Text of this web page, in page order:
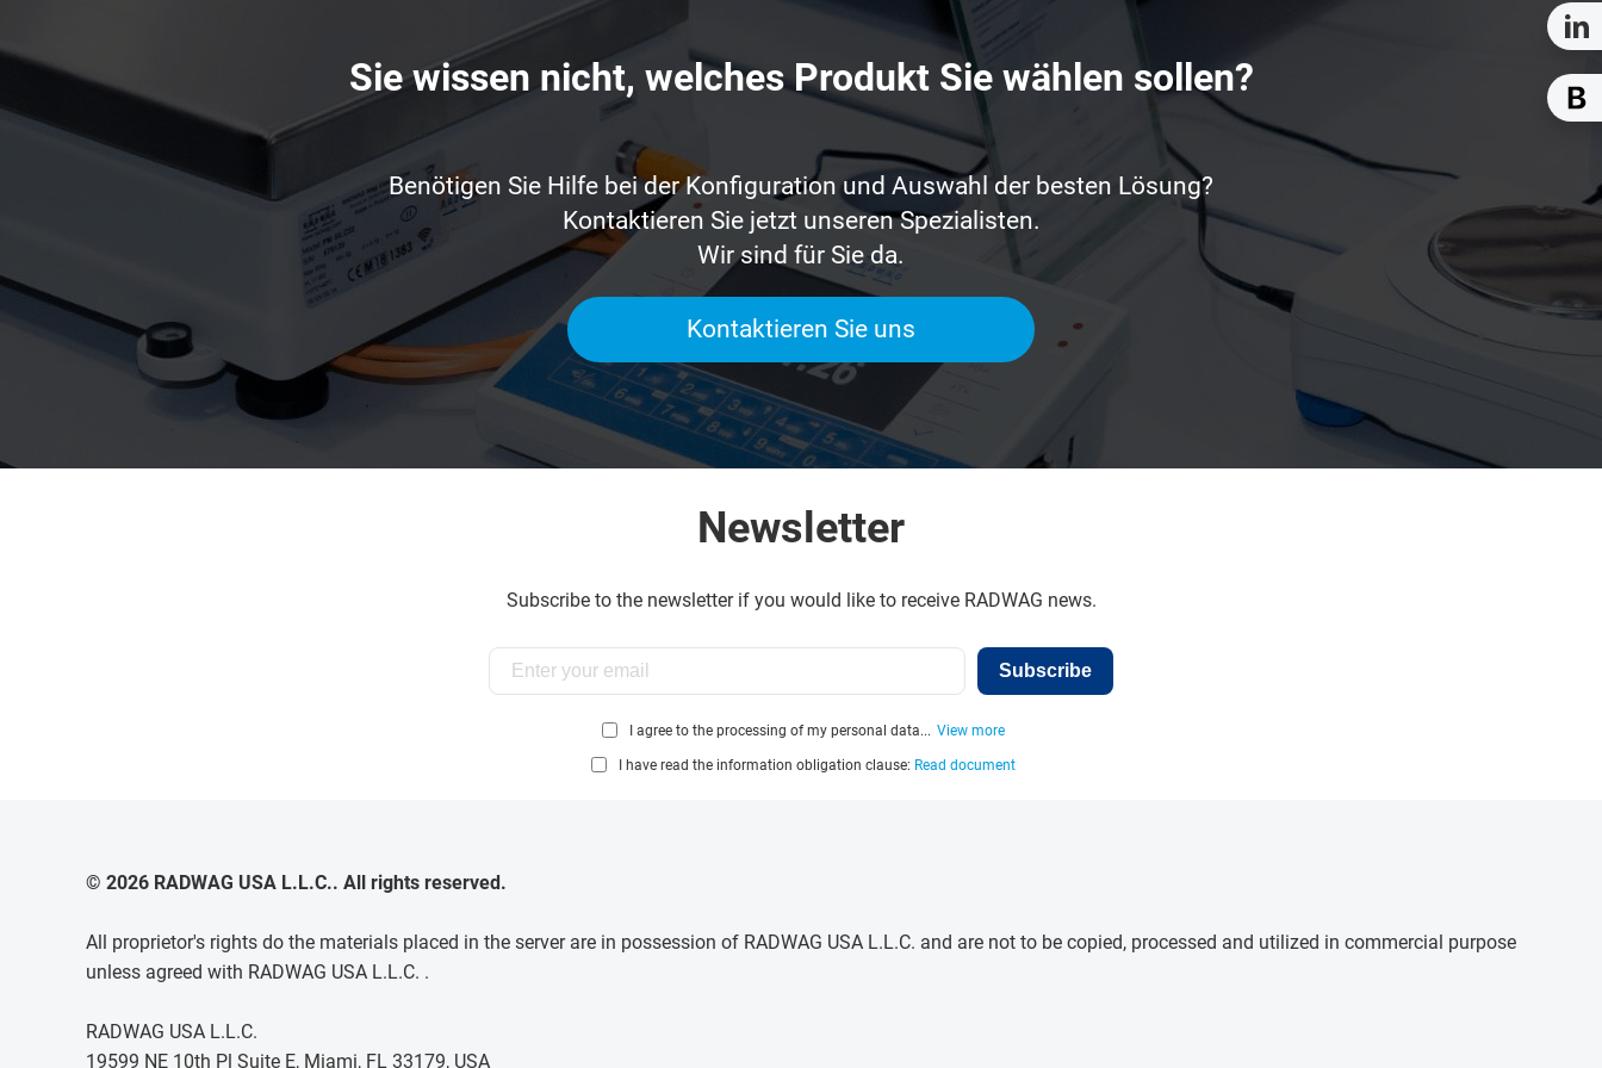
Sie wissen nicht, welches Produkt Sie wählen sollen?
Benötigen Sie Hilfe bei der Konfiguration und Auswahl der besten Lösung?
Kontaktieren Sie jetzt unseren Spezialisten.
Wir sind für Sie da.
Kontaktieren Sie uns
Newsletter
Subscribe to the newsletter if you would like to receive RADWAG news.
Subscribe
I agree to the processing of my personal data... View more
I have read the information obligation clause: Read document
© 2026 RADWAG USA L.L.C.. All rights reserved.
All proprietor's rights do the materials placed in the server are in possession of RADWAG USA L.L.C. and are not to be copied, processed and utilized in commercial purpose
unless agreed with RADWAG USA L.L.C. .
RADWAG USA L.L.C.
19599 NE 10th Pl Suite E, Miami, FL 33179, USA